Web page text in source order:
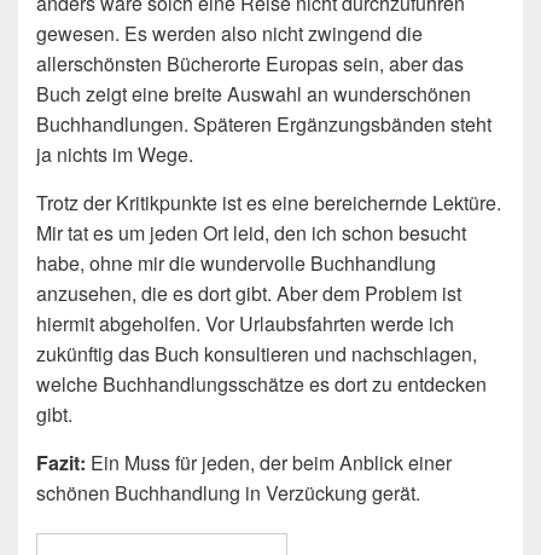
gewesen. Es werden also nicht zwingend die
allerschönsten Bücherorte Europas sein, aber das
Buch zeigt eine breite Auswahl an wunderschönen
Buchhandlungen. Späteren Ergänzungsbänden steht
ja nichts im Wege.
Trotz der Kritikpunkte ist es eine bereichernde Lektüre.
Mir tat es um jeden Ort leid, den ich schon besucht
habe, ohne mir die wundervolle Buchhandlung
anzusehen, die es dort gibt. Aber dem Problem ist
hiermit abgeholfen. Vor Urlaubsfahrten werde ich
zukünftig das Buch konsultieren und nachschlagen,
welche Buchhandlungsschätze es dort zu entdecken
gibt.
Fazit: Ein Muss für jeden, der beim Anblick einer
schönen Buchhandlung in Verzückung gerät.